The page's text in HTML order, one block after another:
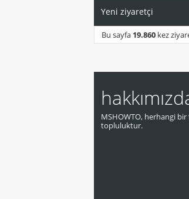
Yeni ziyaretçi
Bu sayfa 19.860 kez
MSHOWTO, herhangi
topluluktur.